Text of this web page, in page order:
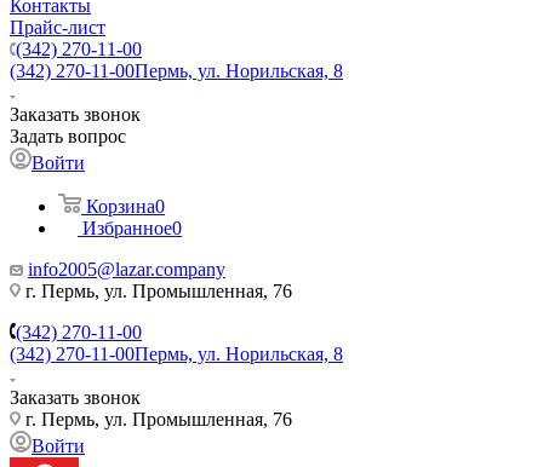
Контакты
Прайс-лист
(342) 270-11-00
(342) 270-11-00Пермь, ул. Норильская, 8
Заказать звонок
Задать вопрос
Войти
Корзина0
Избранное0
info2005@lazar.company
г. Пермь, ул. Промышленная, 76
(342) 270-11-00
(342) 270-11-00Пермь, ул. Норильская, 8
Заказать звонок
г. Пермь, ул. Промышленная, 76
Войти